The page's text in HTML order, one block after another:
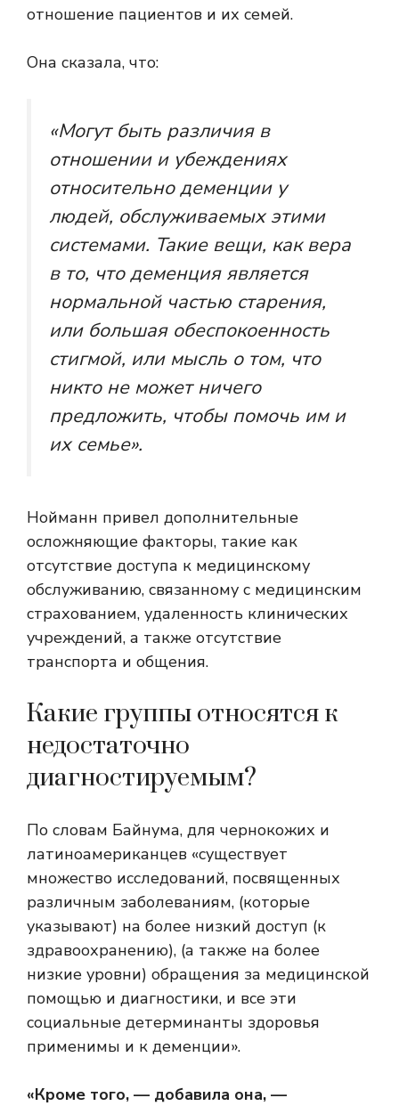
отношение пациентов и их семей.
Она сказала, что:
«Могут быть различия в
отношении и убеждениях
относительно деменции у
людей, обслуживаемых этими
системами. Такие вещи, как вера
в то, что деменция является
нормальной частью старения,
или большая обеспокоенность
стигмой, или мысль о том, что
никто не может ничего
предложить, чтобы помочь им и
их семье».
Нойманн привел дополнительные
осложняющие факторы, такие как
отсутствие доступа к медицинскому
обслуживанию, связанному с медицинским
страхованием, удаленность клинических
учреждений, а также отсутствие
транспорта и общения.
Какие группы относятся к
недостаточно
диагностируемым?
По словам Байнума, для чернокожих и
латиноамериканцев «существует
множество исследований, посвященных
различным заболеваниям, (которые
указывают) на более низкий доступ (к
здравоохранению), (а также на более
низкие уровни) обращения за медицинской
помощью и диагностики, и все эти
социальные детерминанты здоровья
применимы и к деменции».
«Кроме того, — добавила она, —